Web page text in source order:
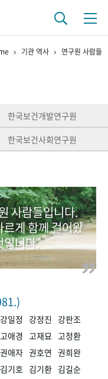
연구자들
영상 기록물
기관 역사 연구원 사람들
한국보건개발연구원
한국보건사회연구원
사람들입니다.
게 함께 걸어왔
입니다.
강일정 강정진
강판조
고애경 고재묘 고정환
권애자 권호연 권희완
김기호 김기환 김길순